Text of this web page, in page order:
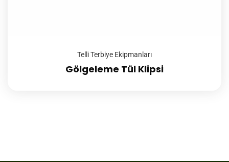
Telli Terbiye Ekipmanları
Gölgeleme Tül Klipsi